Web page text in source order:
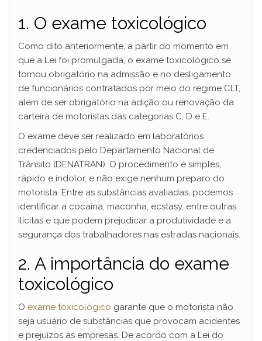
1. O exame toxicológico
Como dito anteriormente, a partir do momento em
que a Lei foi promulgada, o exame toxicológico se
tornou obrigatório na admissão e no desligamento
de funcionários contratados por meio do regime CLT,
além de ser obrigatório na adição ou renovação da
carteira de motoristas das categorias C, D e E.
O exame deve ser realizado em laboratórios
credenciados pelo Departamento Nacional de
Trânsito (DENATRAN). O procedimento é simples,
rápido e indolor, e não exige nenhum preparo do
motorista. Entre as substâncias avaliadas, podemos
identificar a cocaína, maconha, ecstasy, entre outras
ilícitas e que podem prejudicar a produtividade e a
segurança dos trabalhadores nas estradas nacionais.
2. A importância do exame
toxicológico
O exame toxicológico garante que o motorista não
seja usuário de substâncias que provocam acidentes
e prejuízos às empresas. De acordo com a Lei do